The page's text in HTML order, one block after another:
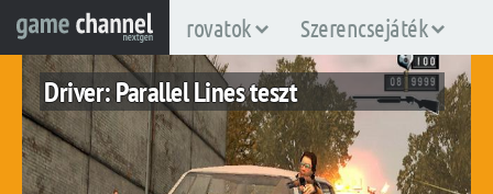
rovatok Szerencsejáték
Driver: Parallel Lines teszt